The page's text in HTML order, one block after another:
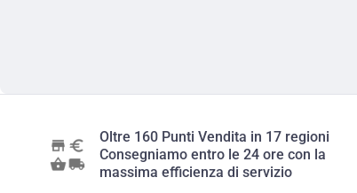
Oltre 160 Punti Vendita in 17 regioni
Consegniamo entro le 24 ore con la
massima efficienza di servizio